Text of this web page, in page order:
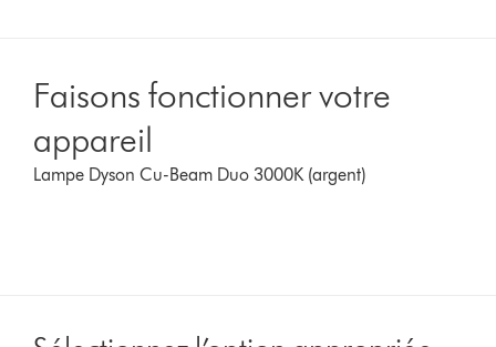
Faisons fonctionner votre
appareil
Lampe Dyson Cu-Beam Duo 3000K (argent)